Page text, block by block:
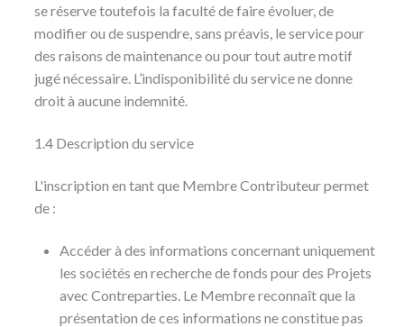
se réserve toutefois la faculté de faire évoluer, de
modifier ou de suspendre, sans préavis, le service pour
des raisons de maintenance ou pour tout autre motif
jugé nécessaire. L’indisponibilité du service ne donne
droit à aucune indemnité.
1.4 Description du service
L'inscription en tant que Membre Contributeur permet
de :
Accéder à des informations concernant uniquement
les sociétés en recherche de fonds pour des Projets
avec Contreparties. Le Membre reconnaît que la
présentation de ces informations ne constitue pas